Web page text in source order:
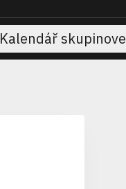
Kalendář